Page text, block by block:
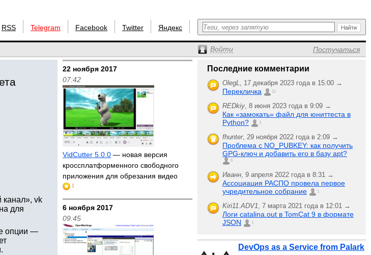
RSS Telegram Facebook Twitter Яндекс
Войти Постучаться
vk
для
опции —
22 ноября 2017
07:42
VidCutter 5.0.0 — новая версия
кроссплатформенного свободного
приложения для обрезания видео
1
6 ноября 2017
09:45
Последние комментарии
OlegL, 17 декабря 2023 года в 15:00 →
Перекличка 21
REDkiy, 8 июня 2023 года в 9:09 →
Как «замокать» файл для юниттеста в
Python?
2
fhunter, 29 ноября 2022 года в 2:09 →
Проблема с NO_PUBKEY: как получить
GPG-ключ и добавить его в базу apt?
6
Иванн, 9 апреля 2022 года в 8:31 →
Ассоциация РАСПО провела первое
учредительное собрание
1
Kiri11.ADV1, 7 марта 2021 года в 12:01 →
Логи catalina.out в TomCat 9 в формате
JSON
1
DevOps as a Service from Palark